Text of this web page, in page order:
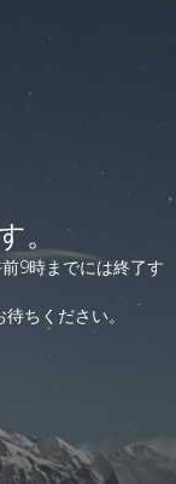
。
9時までには終了す
ちください。